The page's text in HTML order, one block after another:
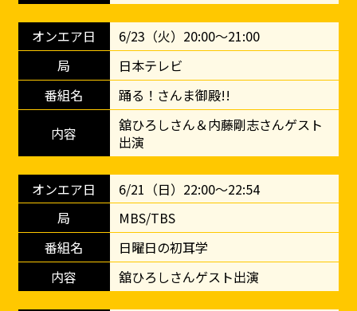
6/23（火）20:00～21:00
日本テレビ
踊る！さんま御殿!!
舘ひろしさん＆内藤剛志さんゲスト
出演
6/21（日）22:00～22:54
MBS/TBS
日曜日の初耳学
舘ひろしさんゲスト出演